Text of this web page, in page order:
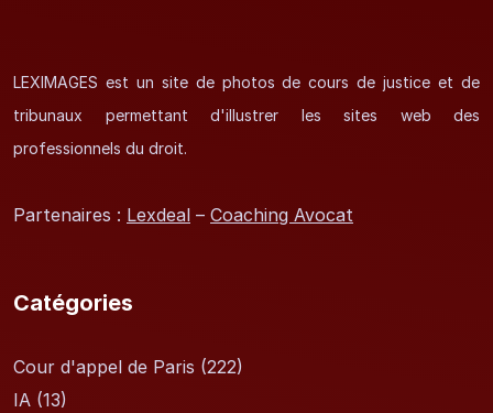
LEXIMAGES est un site de photos de cours de justice et de
tribunaux permettant d'illustrer les sites web des
professionnels du droit.
Partenaires : Lexdeal – Coaching Avocat
Catégories
Cour d'appel de Paris (222)
IA (13)